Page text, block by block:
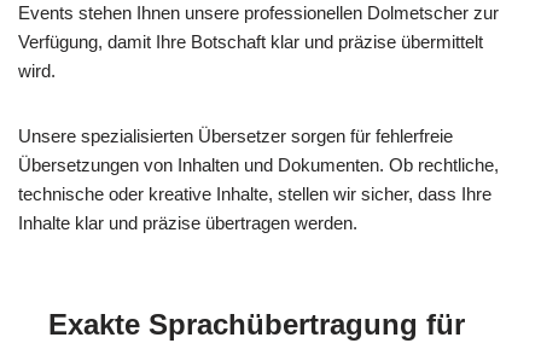
Events stehen Ihnen unsere professionellen Dolmetscher zur
Verfügung, damit Ihre Botschaft klar und präzise übermittelt
wird.
Unsere spezialisierten Übersetzer sorgen für fehlerfreie
Übersetzungen von Inhalten und Dokumenten. Ob rechtliche,
technische oder kreative Inhalte, stellen wir sicher, dass Ihre
Inhalte klar und präzise übertragen werden.
Exakte Sprachübertragung für